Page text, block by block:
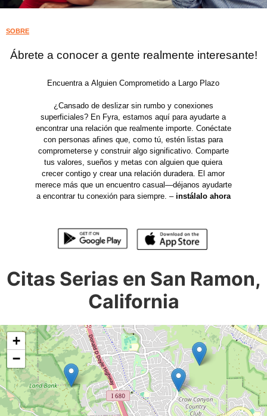
SOBRE
Ábrete a conocer a gente realmente interesante!
Encuentra a Alguien Comprometido a Largo Plazo
¿Cansado de deslizar sin rumbo y conexiones
superficiales? En Fyra, estamos aquí para ayudarte a
encontrar una relación que realmente importe. Conéctate
con personas afines que, como tú, estén listas para
comprometerse y construir algo significativo. Comparte
tus valores, sueños y metas con alguien que quiera
crecer contigo y crear una relación duradera. El amor
merece más que un encuentro casual—déjanos ayudarte
a encontrar tu conexión para siempre. – instálalo ahora
Citas Serias en San Ramon,
California
+
−